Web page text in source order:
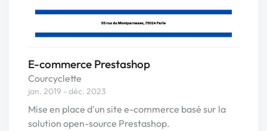
E-commerce Prestashop
Courcyclette
jan. 2019 - déc. 2023
Mise en place d'un site e-commerce basé sur la
solution open-source Prestashop.